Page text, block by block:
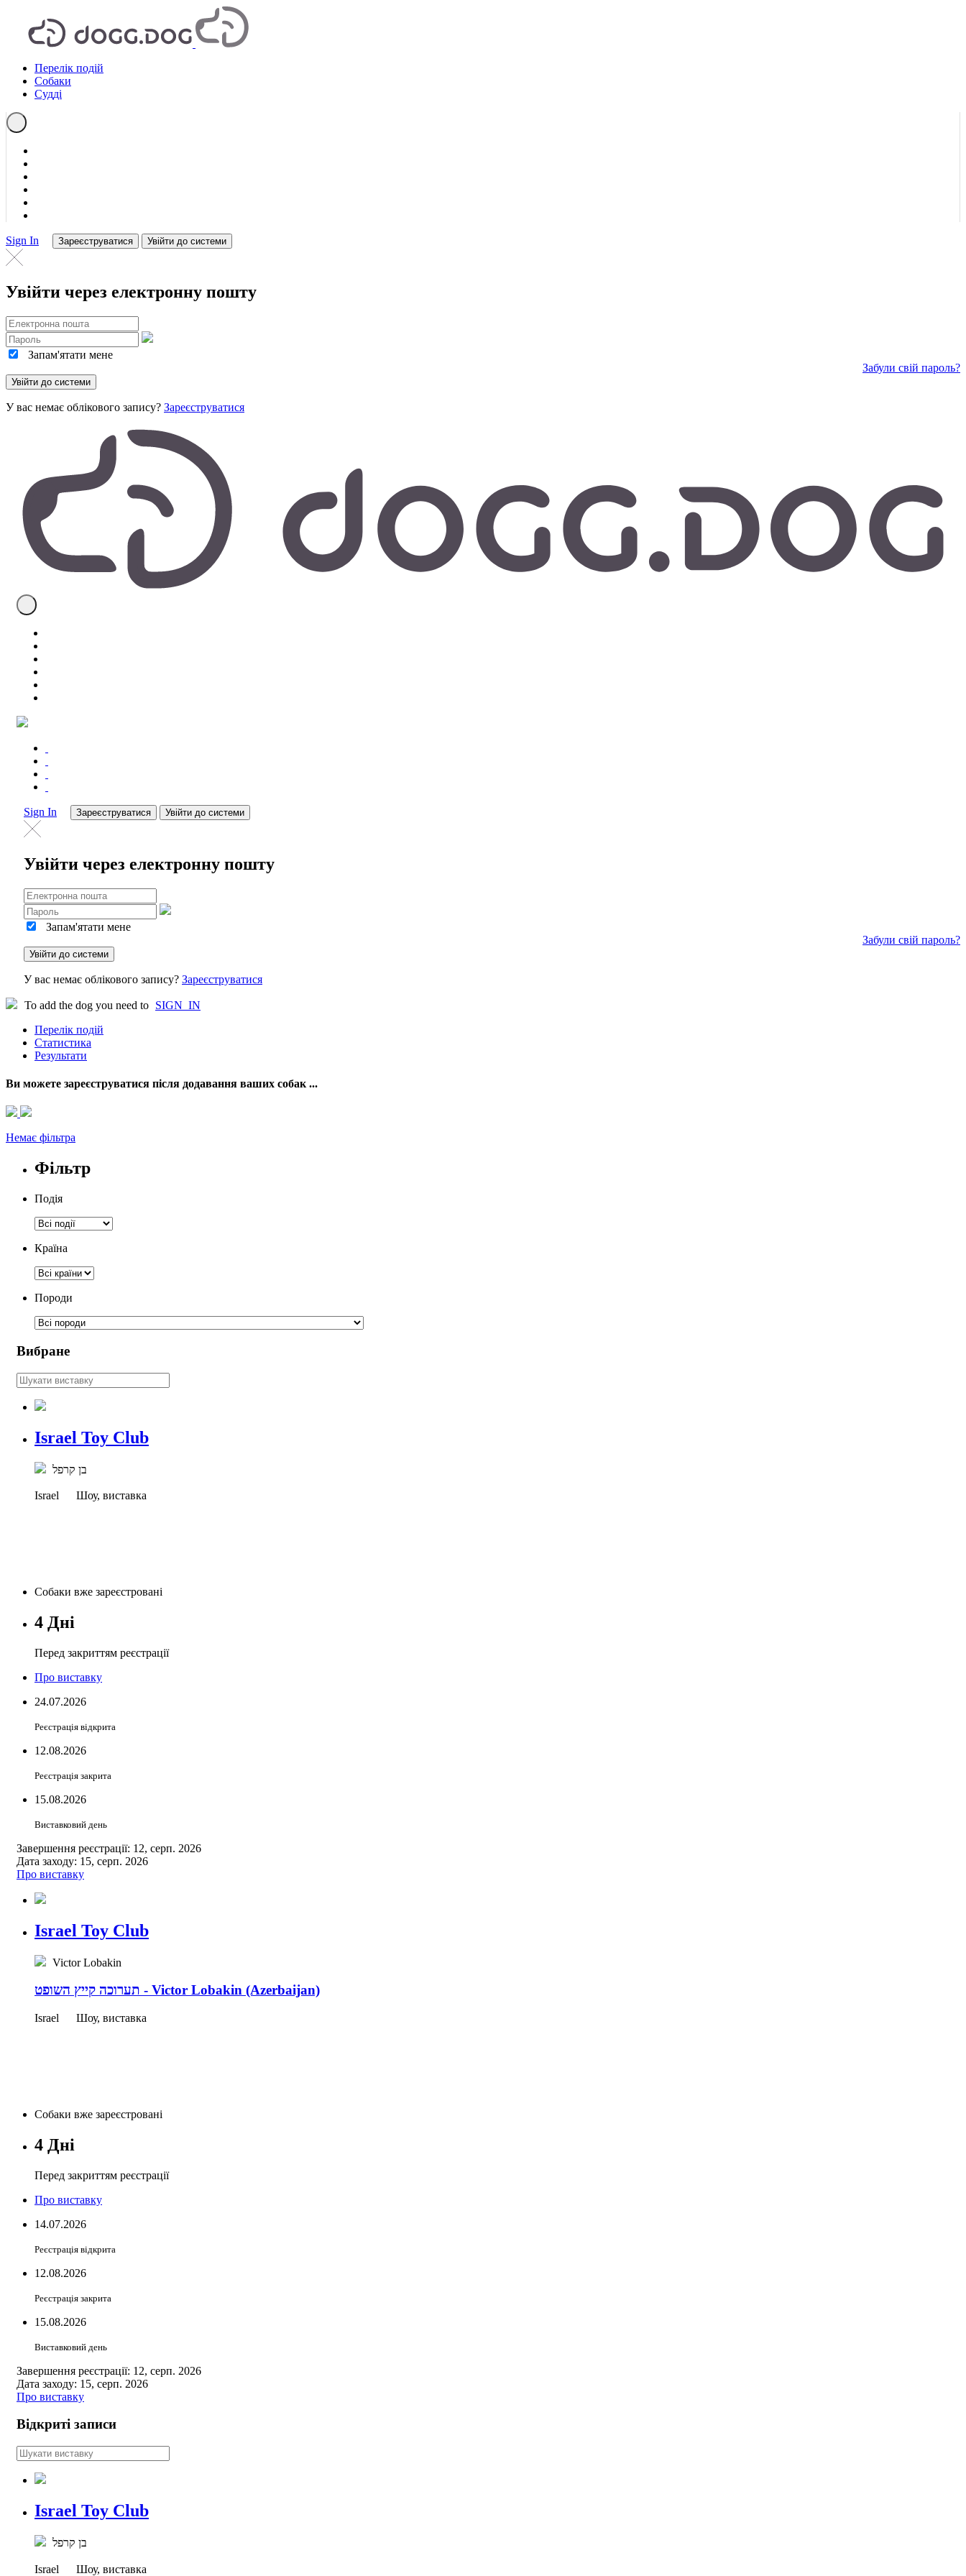
Перелік подій
Собаки
Судді
Sign In Зареєструватися Увійти до системи
Увійти через електронну пошту
Запам'ятати мене
Забули свій пароль?
У вас немає облікового запису? Зареєструватися
Sign In Зареєструватися Увійти до системи
Увійти через електронну пошту
Запам'ятати мене
Забули свій пароль?
У вас немає облікового запису? Зареєструватися
To add the dog you need to SIGN_IN
Перелік подій
Статистика
Результати
Ви можете зареєструватися після додавання ваших собак ...
Немає фільтра
Фільтр
Подія
Країна
Породи
Вибране
Israel Toy Club
בן קרפל
Israel Шоу, виставка
Собаки вже зареєстровані
4 Дні
Перед закриттям реєстрації
Про виставку
24.07.2026
Реєстрація відкрита
12.08.2026
Реєстрація закрита
15.08.2026
Виставковий день
Завершення реєстрації: 12, серп. 2026
Дата заходу: 15, серп. 2026
Про виставку
Israel Toy Club
Victor Lobakin
תערוכה קייץ השופט - Victor Lobakin (Azerbaijan)
Israel Шоу, виставка
Собаки вже зареєстровані
4 Дні
Перед закриттям реєстрації
Про виставку
14.07.2026
Реєстрація відкрита
12.08.2026
Реєстрація закрита
15.08.2026
Виставковий день
Завершення реєстрації: 12, серп. 2026
Дата заходу: 15, серп. 2026
Про виставку
Відкриті записи
Israel Toy Club
בן קרפל
Israel Шоу, виставка